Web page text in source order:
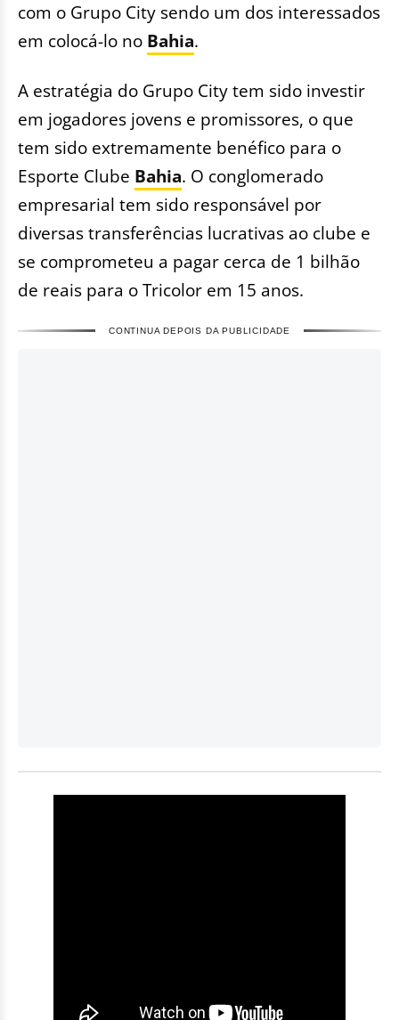
com o Grupo City sendo um dos interessados
em colocá-lo no Bahia.
A estratégia do Grupo City tem sido investir
em jogadores jovens e promissores, o que
tem sido extremamente benéfico para o
Esporte Clube Bahia. O conglomerado
empresarial tem sido responsável por
diversas transferências lucrativas ao clube e
se comprometeu a pagar cerca de 1 bilhão
de reais para o Tricolor em 15 anos.
CONTINUA DEPOIS DA PUBLICIDADE